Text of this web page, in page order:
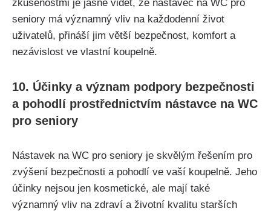
zkušenostmi je jasně vidět, že nástavec na WC pro
seniory má významný vliv na každodenní život
uživatelů, přináší jim větší bezpečnost, komfort a
nezávislost ve vlastní koupelně.
10. Účinky a význam podpory bezpečnosti
a pohodlí prostřednictvím nástavce na WC
pro seniory
Nástavek na WC pro seniory je skvělým řešením pro
zvýšení bezpečnosti a pohodlí ve vaší koupelně. Jeho
účinky nejsou jen kosmetické, ale mají také
významný vliv na zdraví a životní kvalitu starších